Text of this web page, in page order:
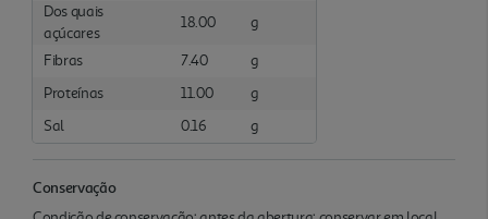
Dos quais
açúcares
18.00 g
Fibras 7.40
g
Proteínas
11.00
g
Sal
0.16 g
Conservação